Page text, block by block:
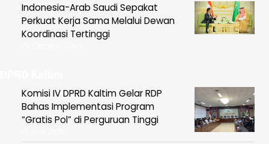
Indonesia-Arab Saudi Sepakat
Perkuat Kerja Sama Melalui Dewan
Koordinasi Tertinggi
Komisi IV DPRD Kaltim Gelar RDP
Bahas Implementasi Program
“Gratis Pol” di Perguruan Tinggi